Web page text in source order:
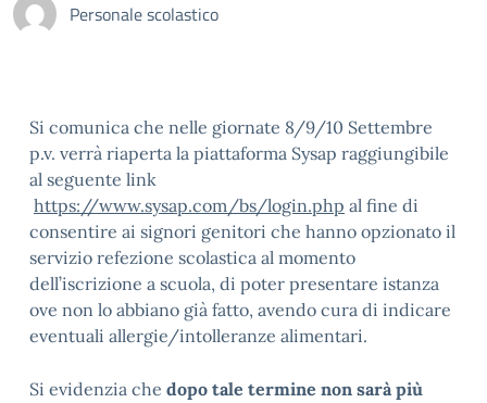
Personale scolastico
Si comunica che nelle giornate 8/9/10 Settembre
p.v. verrà riaperta la piattaforma Sysap raggiungibile
al seguente link
https://www.sysap.com/bs/login.php al fine di
consentire ai signori genitori che hanno opzionato il
servizio refezione scolastica al momento
dell’iscrizione a scuola, di poter presentare istanza
ove non lo abbiano già fatto, avendo cura di indicare
eventuali allergie/intolleranze alimentari.
Si evidenzia che dopo tale termine non sarà più